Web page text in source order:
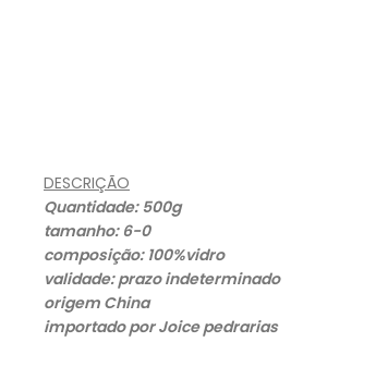
DESCRIÇÃO
Quantidade: 500g
tamanho: 6-0
composição: 100%vidro
validade: prazo indeterminado
origem China
importado por Joice pedrarias